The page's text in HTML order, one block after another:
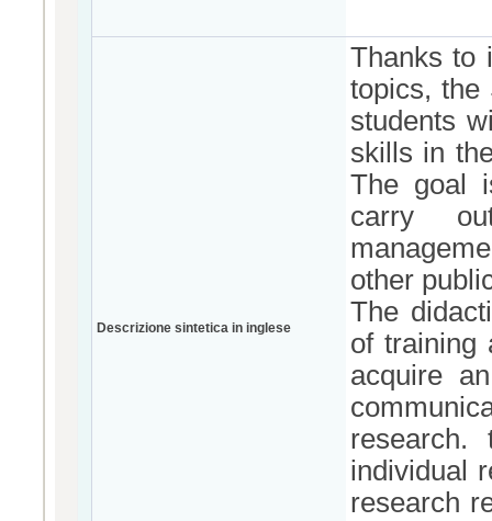
Descrizione sintetica in inglese
Thanks to
topics, the
students
skills in
The goal
carry
other
The
of training
acquire
research.
individual
research